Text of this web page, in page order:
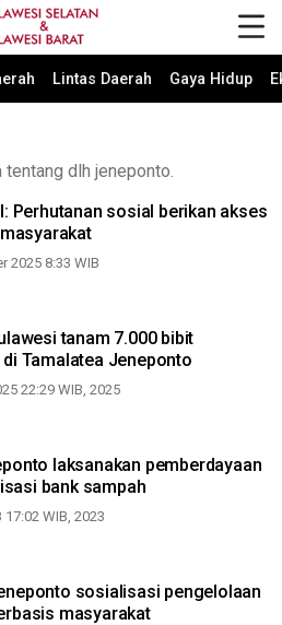
Lintas Daerah Gaya Hidup
dlh jeneponto.
Perhutanan sosial berikan akses
2025 8:33 WIB
tanam 7.000 bibit
Tamalatea Jeneponto
22:29 WIB, 2025
laksanakan pemberdayaan
bank sampah
17:02 WIB, 2023
sosialisasi pengelolaan
masyarakat